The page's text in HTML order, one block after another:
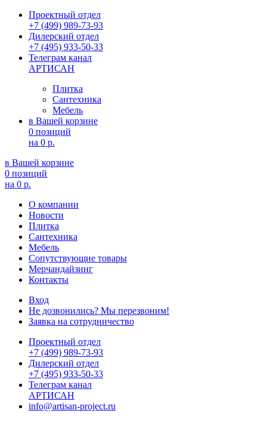
Проектный отдел
+7 (499) 989-73-93
Дилерский отдел
+7 (495) 933-50-33
Телеграм канал
АРТИСАН
Плитка
Сантехника
Мебель
в Вашей корзине
0 позиций
на 0 р.
в Вашей корзине
0 позиций
на 0 р.
О компании
Новости
Плитка
Сантехника
Мебель
Сопутствующие товары
Мерчандайзинг
Контакты
Вход
Не дозвонились? Мы перезвоним!
Заявка на сотрудничество
Проектный отдел
+7 (499) 989-73-93
Дилерский отдел
+7 (495) 933-50-33
Телеграм канал
АРТИСАН
info@artisan-project.ru